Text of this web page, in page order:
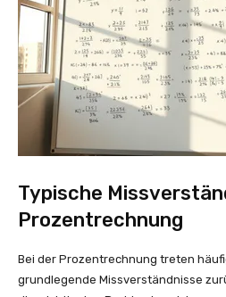
Typische
Prozentrechnung
Bei der Prozentrechnung treten
grundlegende Missverständnisse